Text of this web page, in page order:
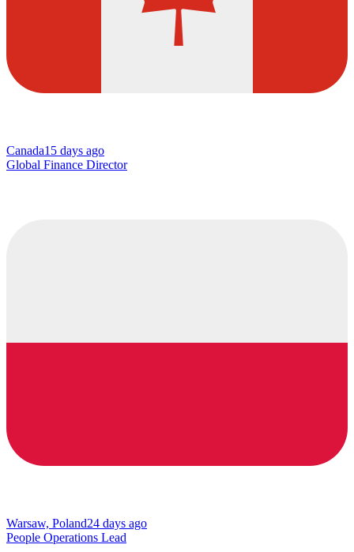
Canada15 days ago
Global Finance Director
Warsaw, Poland24 days ago
People Operations Lead